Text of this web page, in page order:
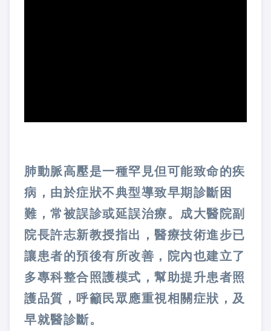
肺動脈高壓是一種罕見但可能致命的疾
病，由於症狀不典型導致早期診斷困
難，常被誤診或延誤治療。成大醫院副
院長許志新教授指出，醫療技術進步已
讓患者的預後有所改善，院內也建立了
多專科整合照護模式，幫助提升患者照
護品質，呼籲民眾應重視相關症狀，及
早就醫診斷。